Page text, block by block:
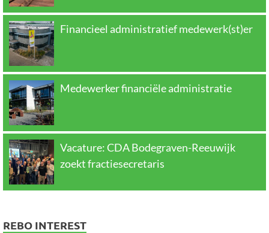
Financieel administratief medewerk(st)er
Medewerker financiële administratie
Vacature: CDA Bodegraven-Reeuwijk
zoekt fractiesecretaris
REBO INTEREST